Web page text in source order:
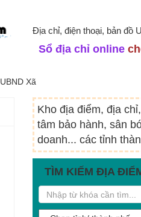
Địa chỉ, điện thoại, bản đồ
Sổ địa chỉ online
UBND Xã
Kho địa điểm, địa
tâm bảo hành, sân
doanh... các tỉnh
TÌM KIẾM ĐỊA